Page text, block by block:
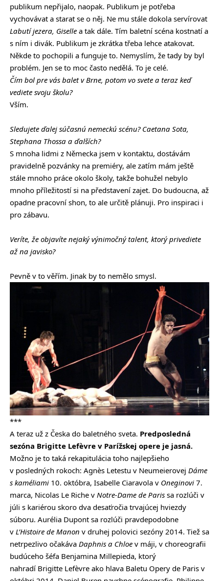
publikum nepřijalo, naopak. Publikum je potřeba
vychovávat a starat se o něj. Ne mu stále dokola servírovat
Labutí jezera, Giselle a tak dále. Tím baletní scéna kostnatí a
s ním i divák. Publikum je zkrátka třeba lehce atakovat.
Někde to pochopili a funguje to. Nemyslím, že tady by byl
problém. Jen se to moc často nedělá. To je celé.
Čím bol pre vás balet v Brne, potom vo svete a teraz keď
vediete svoju školu?
Vším.
Sledujete ďalej súčasnú nemeckú scénu? Caetana Sota,
Stephana Thossa a ďalších?
S mnoha lidmi z Německa jsem v kontaktu, dostávám
pravidelně pozvánky na premiéry, ale zatím mám ještě
stále mnoho práce okolo školy, takže bohužel nebylo
mnoho příležitostí si na představení zajet. Do budoucna, až
opadne pracovní shon, to ale určitě plánuji. Pro inspiraci i
pro zábavu.
Veríte, že objavíte nejaký výnimočný talent, ktorý privediete
až na javisko?
Pevně v to věřím. Jinak by to nemělo smysl.
***
A teraz už z Česka do baletného sveta. Predposledná
sezóna Brigitte Lefèvre v Parížskej opere je jasná.
Možno je to taká rekapitulácia toho najlepšieho
v posledných rokoch: Agnès Letestu v Neumeierovej Dáme
s kaméliami 10. októbra, Isabelle Ciaravola v Oneginovi 7.
marca, Nicolas Le Riche v Notre-Dame de Paris sa rozlúči v
júli s kariérou skoro dva desaťročia trvajúcej hviezdy
súboru. Aurélia Dupont sa rozlúči pravdepodobne
v L’Histoire de Manon v druhej polovici sezóny 2014. Tiež sa
netrpezlivo očakáva Daphnis a Chloe v máji, v choreografii
budúceho šéfa Benjamina Millepieda, ktorý
nahradí Brigitte Lefèvre ako hlava Baletu Opery de Paris v